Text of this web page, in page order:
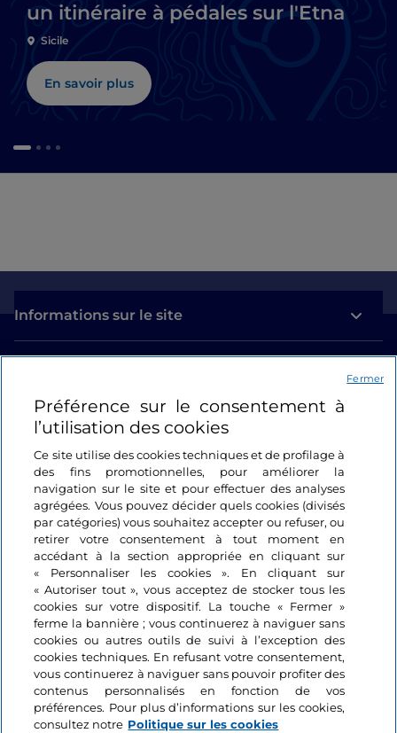
un itinéraire à pédales sur l'Etna
Sicile
En savoir plus
Informations sur le site
Se connecter
Suivez-nous
Préférence sur le consentement à
l’utilisation des cookies
Ce site utilise des cookies techniques et de profilage à
des fins promotionnelles, pour améliorer la
navigation sur le site et pour effectuer des analyses
agrégées. Vous pouvez décider quels cookies (divisés
par catégories) vous souhaitez accepter ou refuser, ou
retirer votre consentement à tout moment en
accédant à la section appropriée en cliquant sur
« Personnaliser les cookies ». En cliquant sur
« Autoriser tout », vous acceptez de stocker tous les
cookies sur votre dispositif. La touche « Fermer »
ferme la bannière ; vous continuerez à naviguer sans
cookies ou autres outils de suivi à l’exception des
cookies techniques. En refusant votre consentement,
vous continuerez à naviguer sans pouvoir profiter des
contenus personnalisés en fonction de vos
préférences. Pour plus d’informations sur les cookies,
consultez notre Politique sur les cookies
Fermer